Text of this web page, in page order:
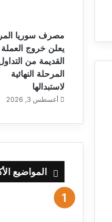
مصرف سوريا
يعلن خروج العملة
القديمة من
المرحلة النهائية
لاستبدالها
أغسطس 3, 2026
المواضيع